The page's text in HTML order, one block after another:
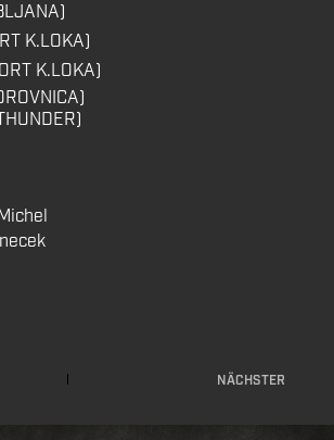
K.LOKA)
K.LOKA)
NÄCHSTER